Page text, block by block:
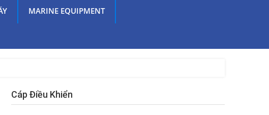
MARINE EQUIPMENT
Cáp Điều Khiển